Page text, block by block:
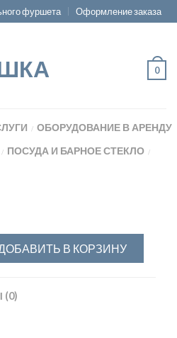
фуршета Оформление заказа
0
/ ОБОРУДОВАНИЕ В АРЕНДУ
/ ПОСУДА И БАРНОЕ СТЕКЛО /
В КОРЗИНУ